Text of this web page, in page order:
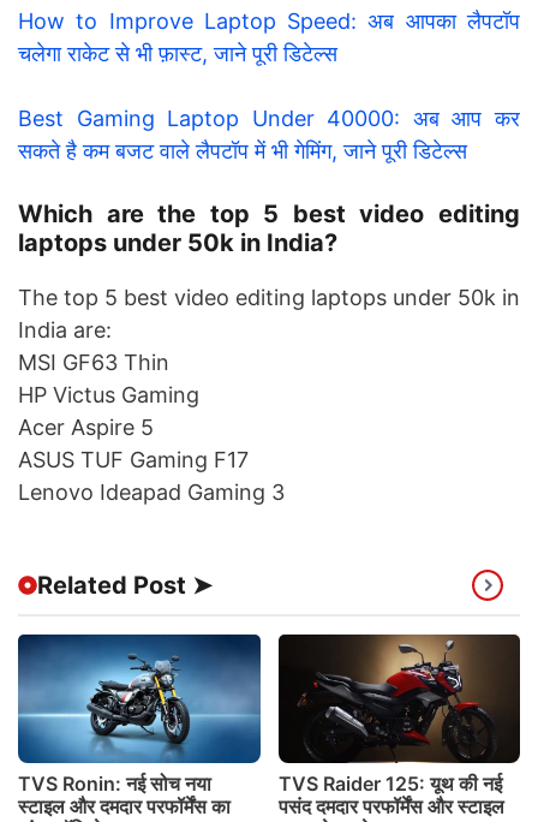
How to Improve Laptop Speed: अब आपका लैपटॉप
चलेगा राकेट से भी फ़ास्ट, जाने पूरी डिटेल्स
Best Gaming Laptop Under 40000: अब आप कर
सकते है कम बजट वाले लैपटॉप में भी गेमिंग, जाने पूरी डिटेल्स
Which are the top 5 best video editing
laptops under 50k in India?
The top 5 best video editing laptops under 50k in
India are:
MSI GF63 Thin
HP Victus Gaming
Acer Aspire 5
ASUS TUF Gaming F17
Lenovo Ideapad Gaming 3
Related Post ➤
TVS Ronin: नई सोच नया
स्टाइल और दमदार परफॉर्मेंस का
TVS Raider 125: यूथ की नई
पसंद दमदार परफॉर्मेंस और स्टाइल